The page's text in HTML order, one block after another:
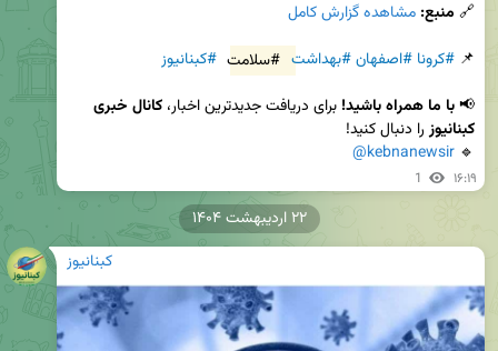
🔗 منبع: مشاهده گزارش کامل
📌 #کرونا #اصفهان#بهداشت #سلامت #کبنانیوز
📢 با ما همراه باشید! برای دریافت جدیدترین اخبار،
کبنانیوز
🔹
@kebnanewsir
1 ۱۶:۱۹
کبنانیوز
۲۲ اردیبهشت ۱۴۰۴